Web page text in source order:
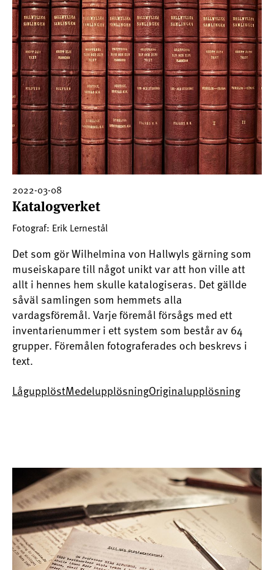
2022-03-08
Katalogverket
Fotograf: Erik Lernestål
Det som gör Wilhelmina von Hallwyls gärning som
museiskapare till något unikt var att hon ville att
allt i hennes hem skulle katalogiseras. Det gällde
såväl samlingen som hemmets alla
vardagsföremål. Varje föremål försågs med ett
inventarienummer i ett system som består av 64
grupper. Föremålen fotograferades och beskrevs i
text.
LågupplöstMedelupplösningOriginalupplösning